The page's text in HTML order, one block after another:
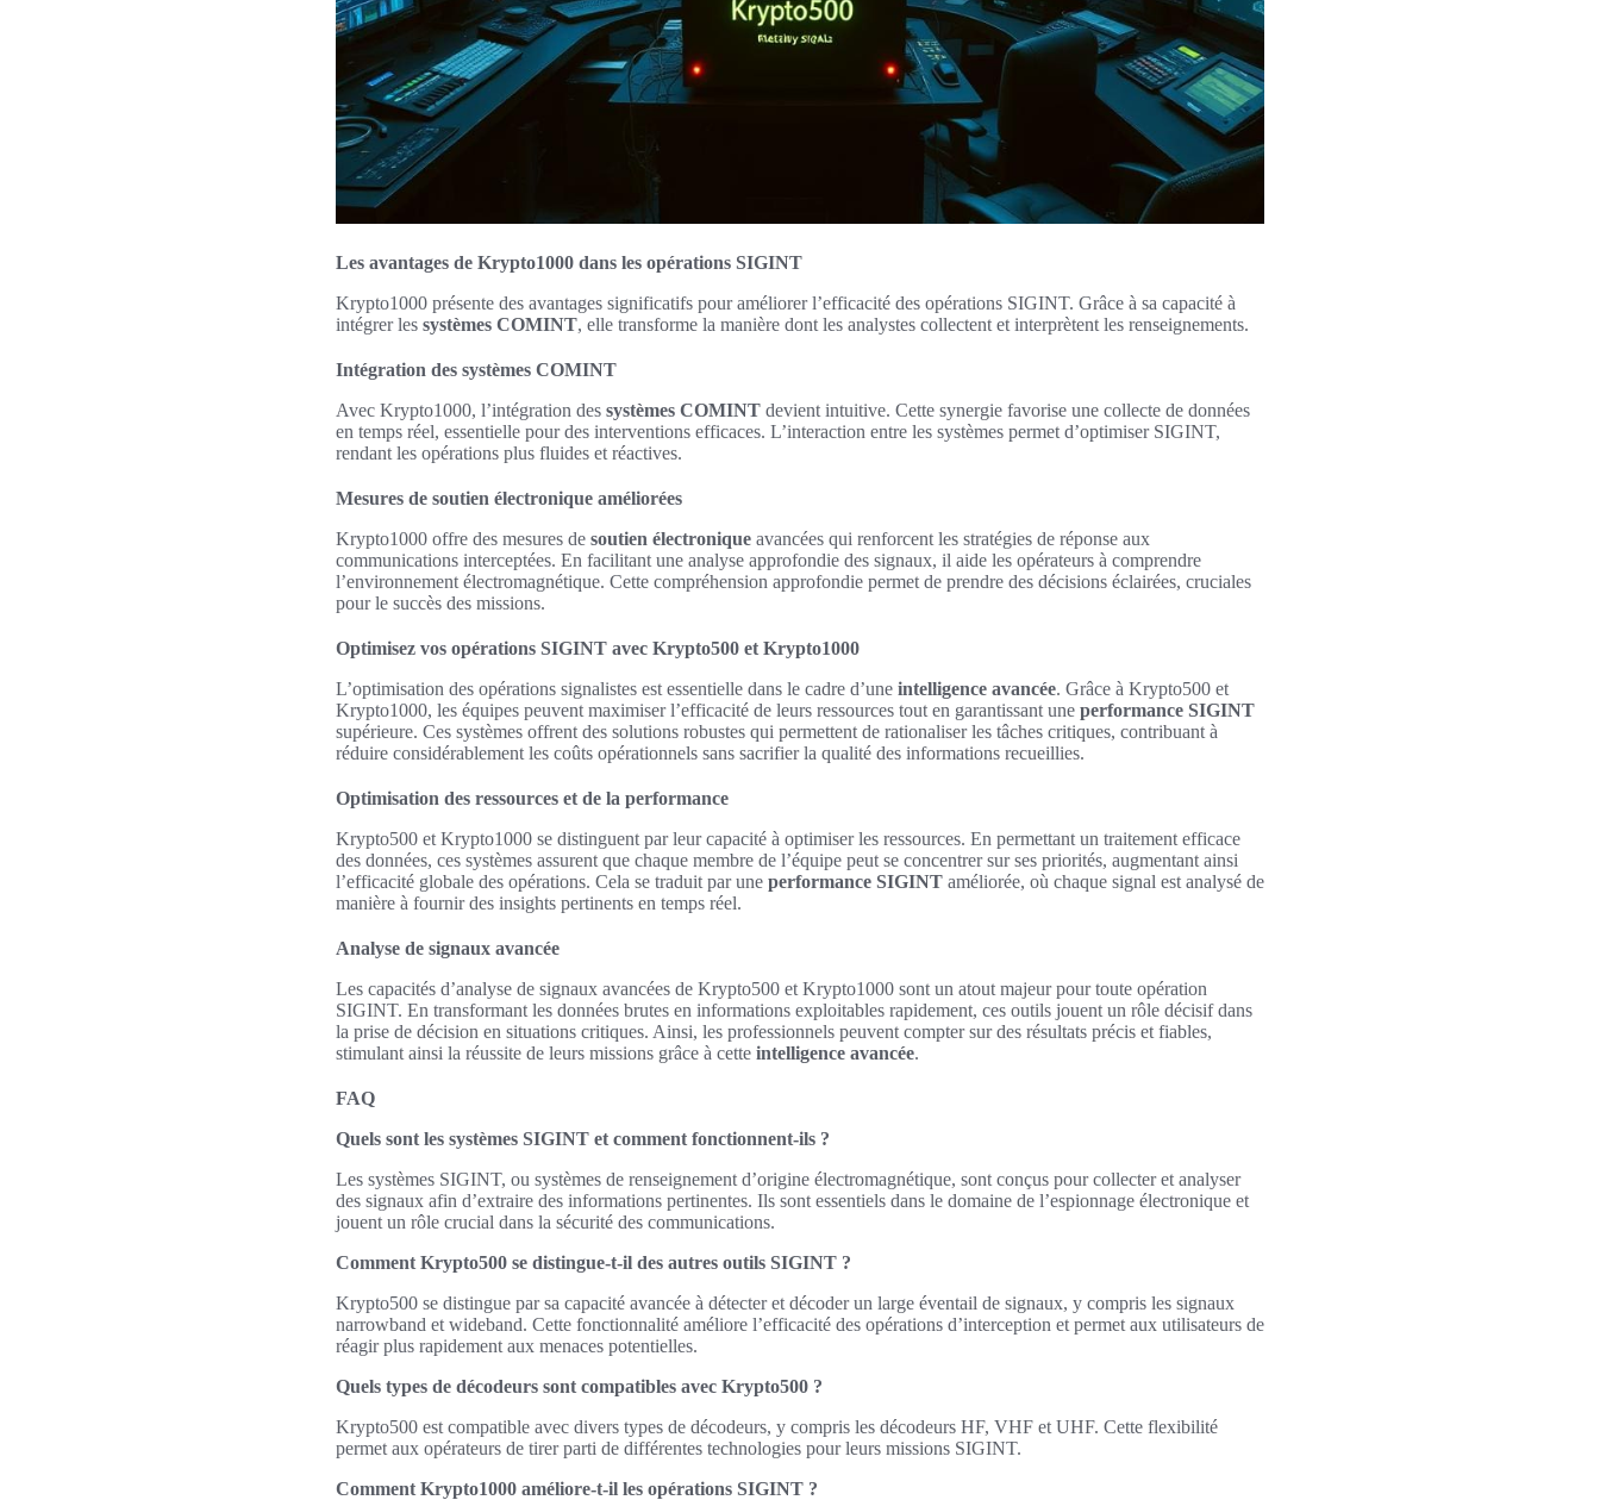
Les avantages de Krypto1000 dans les opérations SIGINT
Krypto1000 présente des avantages significatifs pour améliorer l’efficacité des opérations SIGINT. Grâce à sa capacité à
intégrer les systèmes COMINT, elle transforme la manière dont les analystes collectent et interprètent les renseignements.
Intégration des systèmes COMINT
Avec Krypto1000, l’intégration des systèmes COMINT devient intuitive. Cette synergie favorise une collecte de données
en temps réel, essentielle pour des interventions efficaces. L’interaction entre les systèmes permet d’optimiser SIGINT,
rendant les opérations plus fluides et réactives.
Mesures de soutien électronique améliorées
Krypto1000 offre des mesures de soutien électronique avancées qui renforcent les stratégies de réponse aux
communications interceptées. En facilitant une analyse approfondie des signaux, il aide les opérateurs à comprendre
l’environnement électromagnétique. Cette compréhension approfondie permet de prendre des décisions éclairées, cruciales
pour le succès des missions.
Optimisez vos opérations SIGINT avec Krypto500 et Krypto1000
L’optimisation des opérations signalistes est essentielle dans le cadre d’une intelligence avancée. Grâce à Krypto500 et
Krypto1000, les équipes peuvent maximiser l’efficacité de leurs ressources tout en garantissant une performance SIGINT
supérieure. Ces systèmes offrent des solutions robustes qui permettent de rationaliser les tâches critiques, contribuant à
réduire considérablement les coûts opérationnels sans sacrifier la qualité des informations recueillies.
Optimisation des ressources et de la performance
Krypto500 et Krypto1000 se distinguent par leur capacité à optimiser les ressources. En permettant un traitement efficace
des données, ces systèmes assurent que chaque membre de l’équipe peut se concentrer sur ses priorités, augmentant ainsi
l’efficacité globale des opérations. Cela se traduit par une performance SIGINT améliorée, où chaque signal est analysé de
manière à fournir des insights pertinents en temps réel.
Analyse de signaux avancée
Les capacités d’analyse de signaux avancées de Krypto500 et Krypto1000 sont un atout majeur pour toute opération
SIGINT. En transformant les données brutes en informations exploitables rapidement, ces outils jouent un rôle décisif dans
la prise de décision en situations critiques. Ainsi, les professionnels peuvent compter sur des résultats précis et fiables,
stimulant ainsi la réussite de leurs missions grâce à cette intelligence avancée.
FAQ
Quels sont les systèmes SIGINT et comment fonctionnent-ils ?
Les systèmes SIGINT, ou systèmes de renseignement d’origine électromagnétique, sont conçus pour collecter et analyser
des signaux afin d’extraire des informations pertinentes. Ils sont essentiels dans le domaine de l’espionnage électronique et
jouent un rôle crucial dans la sécurité des communications.
Comment Krypto500 se distingue-t-il des autres outils SIGINT ?
Krypto500 se distingue par sa capacité avancée à détecter et décoder un large éventail de signaux, y compris les signaux
narrowband et wideband. Cette fonctionnalité améliore l’efficacité des opérations d’interception et permet aux utilisateurs de
réagir plus rapidement aux menaces potentielles.
Quels types de décodeurs sont compatibles avec Krypto500 ?
Krypto500 est compatible avec divers types de décodeurs, y compris les décodeurs HF, VHF et UHF. Cette flexibilité
permet aux opérateurs de tirer parti de différentes technologies pour leurs missions SIGINT.
Comment Krypto1000 améliore-t-il les opérations SIGINT ?